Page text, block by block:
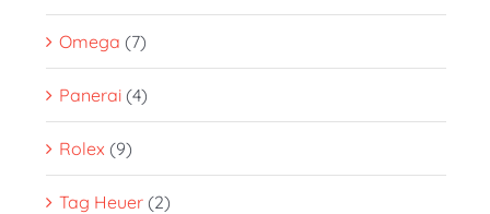
Omega (7)
Panerai (4)
Rolex (9)
Tag Heuer (2)